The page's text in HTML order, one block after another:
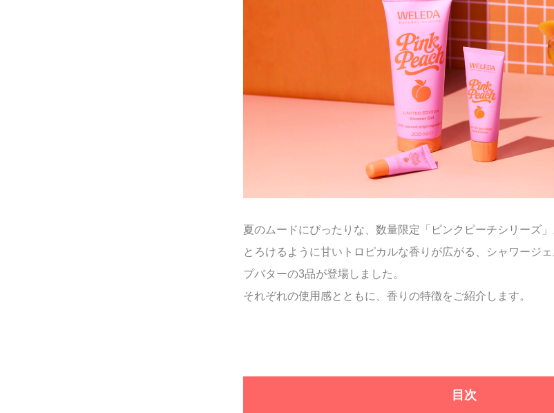
夏のムードにぴったりな、数量限定「ピンクピーチシリーズ」
とろけるように甘いトロピカルな香りが広がる、シャワージ
プバターの3品が登場しました。
それぞれの使用感とともに、香りの特徴をご紹介します。
目次